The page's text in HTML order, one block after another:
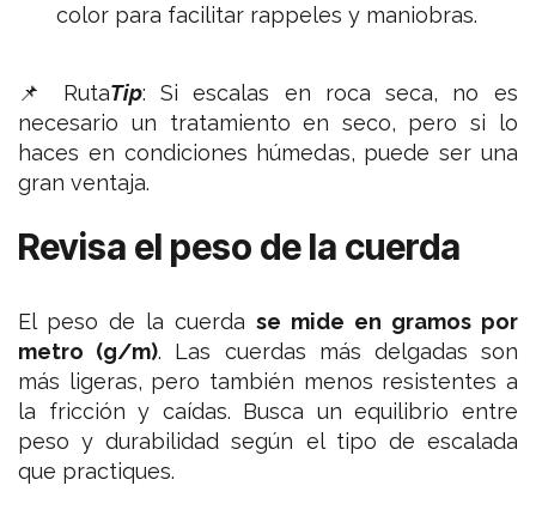
color para facilitar rappeles y maniobras.
📌 RutaTip: Si escalas en roca seca, no es
necesario un tratamiento en seco, pero si lo
haces en condiciones húmedas, puede ser una
gran ventaja.
Revisa el peso de la cuerda
El peso de la cuerda se mide en gramos por
metro (g/m). Las cuerdas más delgadas son
más ligeras, pero también menos resistentes a
la fricción y caídas. Busca un equilibrio entre
peso y durabilidad según el tipo de escalada
que practiques.